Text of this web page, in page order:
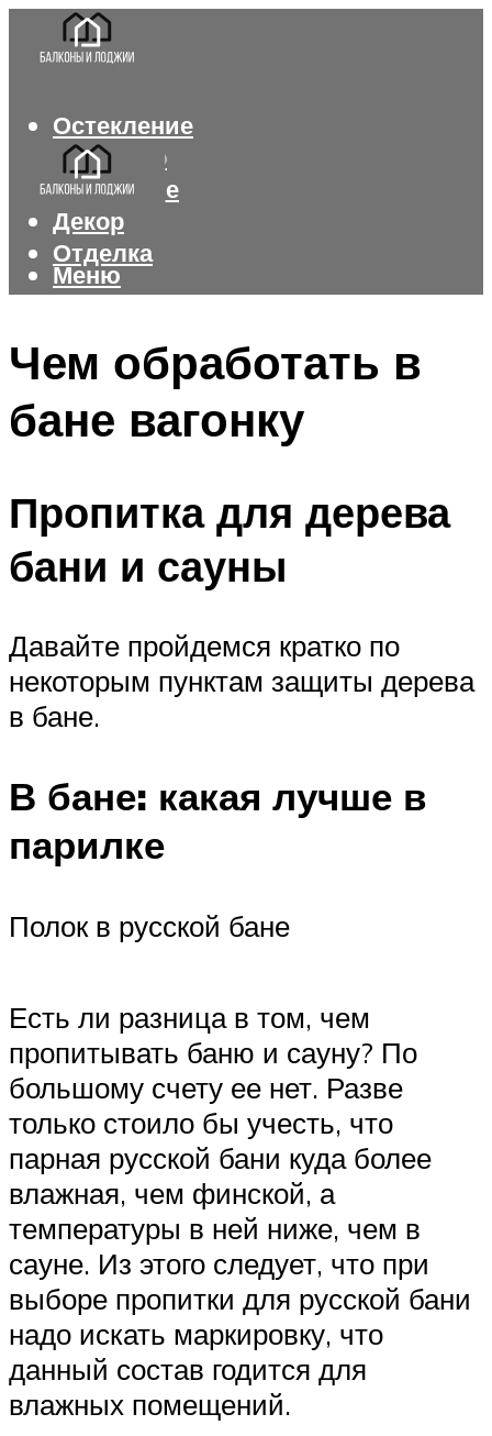
Остекление
Интерьер
Утепление
Декор
Отделка
Меню
Чем обработать в
бане вагонку
Пропитка для дерева
бани и сауны
Давайте пройдемся кратко по
некоторым пунктам защиты дерева
в бане.
В бане: какая лучше в
парилке
Полок в русской бане
Есть ли разница в том, чем
пропитывать баню и сауну? По
большому счету ее нет. Разве
только стоило бы учесть, что
парная русской бани куда более
влажная, чем финской, а
температуры в ней ниже, чем в
сауне. Из этого следует, что при
выборе пропитки для русской бани
надо искать маркировку, что
данный состав годится для
влажных помещений.